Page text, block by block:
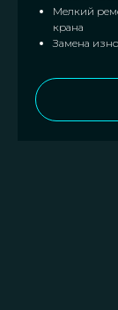
Мелкий
крана
Замена